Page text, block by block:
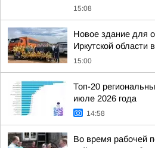
15:08
Новое здание для
Иркутской области
15:00
Топ-20
июле 2026 года
14:58
Во время рабочей